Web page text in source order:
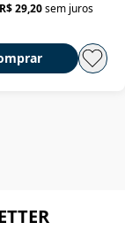
R$ 29,20 sem juros